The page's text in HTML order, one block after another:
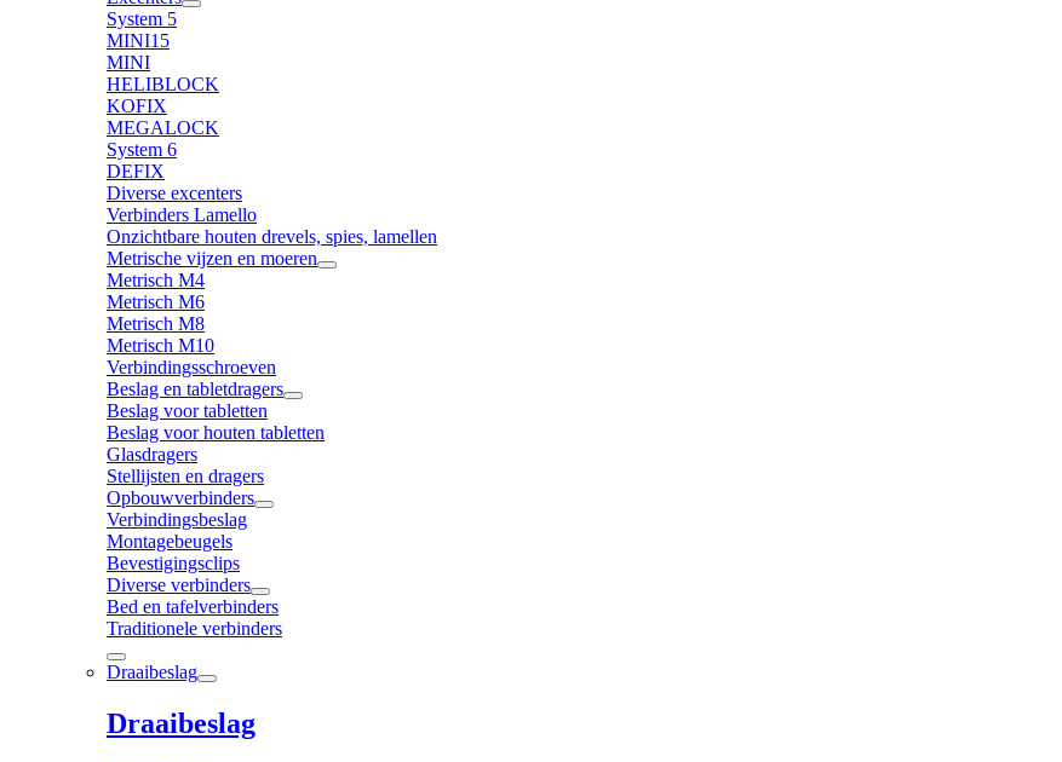
System 5
MINI15
MINI
HELIBLOCK
KOFIX
MEGALOCK
System 6
DEFIX
Diverse excenters
Verbinders Lamello
Onzichtbare houten drevels, spies, lamellen
Metrische vijzen en moeren
Metrisch M4
Metrisch M6
Metrisch M8
Metrisch M10
Verbindingsschroeven
Beslag en tabletdragers
Beslag voor tabletten
Beslag voor houten tabletten
Glasdragers
Stellijsten en dragers
Opbouwverbinders
Verbindingsbeslag
Montagebeugels
Bevestigingsclips
Diverse verbinders
Bed en tafelverbinders
Traditionele verbinders
Draaibeslag
Draaibeslag